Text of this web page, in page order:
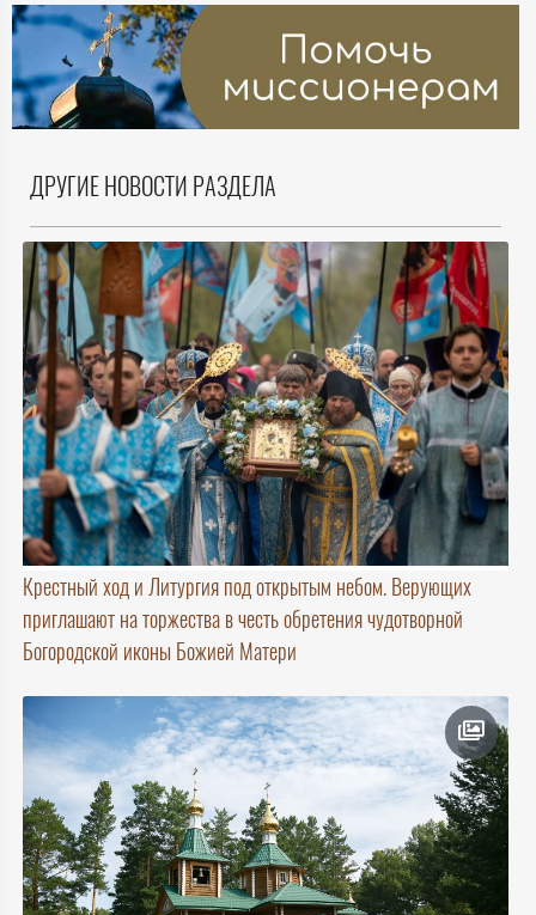
ДРУГИЕ НОВОСТИ РАЗДЕЛА
Крестный ход и Литургия под открытым небом. Верующих
приглашают на торжества в честь обретения чудотворной
Богородской иконы Божией Матери